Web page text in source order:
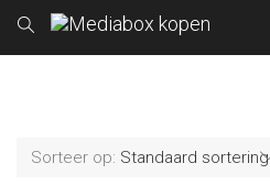
Sorteer op: Standaard sortering